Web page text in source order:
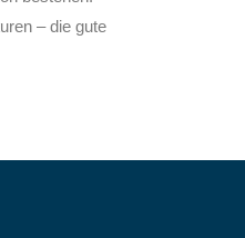
– die gute